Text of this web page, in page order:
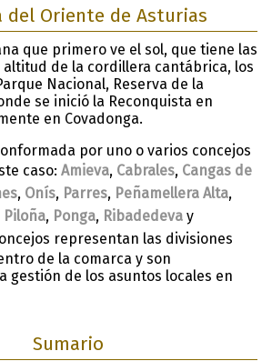
del Oriente de Asturias
que primero ve el sol, que tiene las
altitud de la cordillera cantábrica, los
Nacional, Reserva de la
se inició la Reconquista en
en Covadonga.
por uno o varios concejos
caso: Amieva, Cabrales, Cangas de
, Onís, Parres, Peñamellera Alta,
Piloña, Ponga, Ribadedeva y
representan las divisiones
de la comarca y son
gestión de los asuntos locales en
Sumario